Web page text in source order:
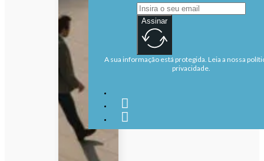
Assinar
A sua informação está protegida. Leia a nossa
privacidade.